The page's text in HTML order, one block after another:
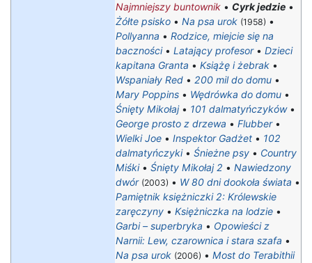
Najmniejszy buntownik • Cyrk jedzie •
Żółte psisko • Na psa urok (1958) •
Pollyanna • Rodzice, miejcie się na
baczności• Latający profesor• Dzieci
kapitana Granta • Książę i żebrak •
Wspaniały Red • 200 mil do domu •
Mary Poppins • Wędrówka do domu •
Śnięty Mikołaj• 101 dalmatyńczyków•
George prosto z drzewa • Flubber•
Wielki Joe • Inspektor Gadżet • 102
dalmatyńczyki• Śnieżne psy • Country
Miśki• Śnięty Mikołaj 2 • Nawiedzony
dwór (2003) • W 80 dni dookoła świata •
Pamiętnik księżniczki 2: Królewskie
zaręczyny • Księżniczka na lodzie •
Garbi – superbryka • Opowieści z
Narnii: Lew, czarownica i stara szafa •
Na psa urok (2006) • Most do Terabithii